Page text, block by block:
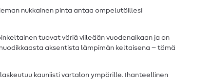
nukkainen pinta antaa ompelutöillesi
tuovat väriä viileään vuodenaikaan ja on
aksentista lämpimän keltaisena – tämä
kauniisti vartalon ympärille. Ihanteellinen